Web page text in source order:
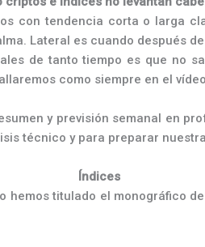
con tendencia corta o larga
Lateral es cuando después
de tanto tiempo es que no
como siempre en el
y previsión semanal en
técnico y para preparar
Índices
hemos titulado el monográfico